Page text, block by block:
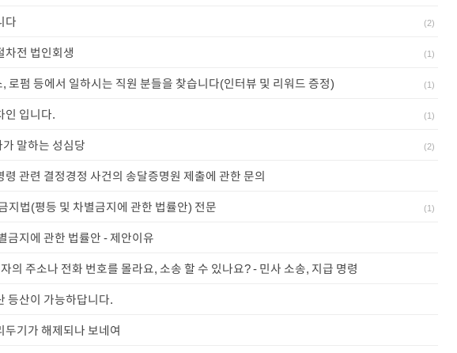
다 (2)
차전 법인회생 (1)
로펌 등에서 일하시는 직원 분들을 찾습니다(인터뷰 및 리워드 증정) (1)
인 입니다. (1)
말하는 성심당 (2)
령 관련 결정경정 사건의 송달증명원 제출에 관한 문의
지법(평등 및 차별금지에 관한 법률안) 전문 (1)
금지에 관한 법률안 - 제안이유
의 주소나 전화 번호를 몰라요, 소송 할 수 있나요? - 민사 소송, 지급 명령
등산이 가능하답니다.
두기가 해제되나 보네여